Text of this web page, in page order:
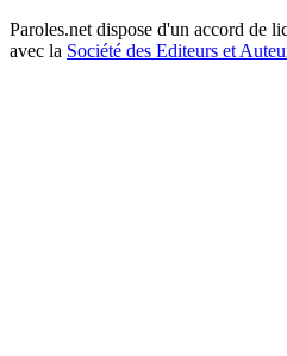
Paroles.net dispose d'un accord de
avec la Société des Editeurs et